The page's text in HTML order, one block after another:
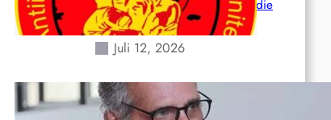
katastrophalen Situation durch die
Erdbeben des 24. Juni!
Juli 12, 2026
Indien: „Die Politik der
Kapitulation“ von K. Murali (Ajith)